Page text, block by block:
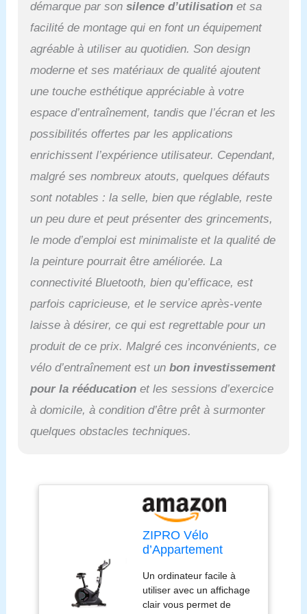
et l'angle d'inclinaison du
guidon permettent
d'adopter la position la
plus sûre et confortable
possible pendant
l’entraînement.
démarque par sonsilence d’utilisation et sa
facilité de montage qui en font un équipement
agréable à utiliser au quotidien. Son design
moderne et ses matériaux de qualité ajoutent
une touche esthétique appréciable à votre
espace d’entraînement, tandis que l’écran et les
possibilités offertes par les applications
enrichissent l’expérience utilisateur. Cependant,
malgré ses nombreux atouts, quelques défauts
sont notables : la selle, bien que réglable, reste
un peu dure et peut présenter des grincements,
le mode d’emploi est minimaliste et la qualité de
la peinture pourrait être améliorée. La
connectivité Bluetooth, bien qu’efficace, est
parfois capricieuse, et le service après-vente
laisse à désirer, ce qui est regrettable pour un
produit de ce prix. Malgré ces inconvénients, ce
vélo d’entraînement est unbon investissement
pour la rééducation et les sessions d’exercice
à domicile, à condition d’être prêt à surmonter
quelques obstacles techniques.
ZIPRO Vélo
d’Appartement
d’Intérieur pour
Fitness et Sport à
Domicile, écran
Un ordinateur facile à
utiliser avec un affichage
clair vous permet de